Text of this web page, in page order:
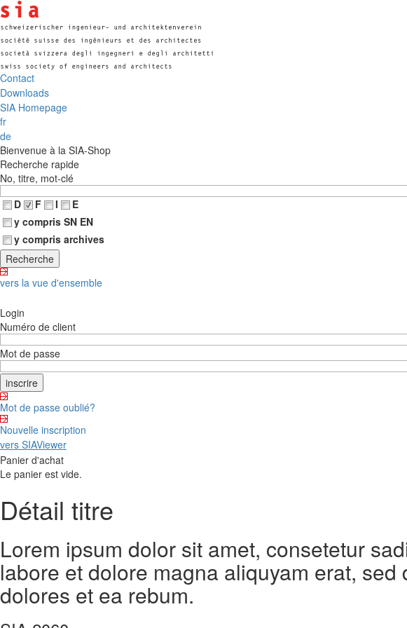
Contact
Downloads
SIA Homepage
fr
de
Bienvenue à la SIA-Shop
Recherche rapide
No, titre, mot-clé
D
F I
E
y compris SN EN
y compris archives
vers la vue d'ensemble
Login
Numéro de client
Mot de passe
Mot de passe oublié?
Nouvelle inscription
vers SIAViewer
Panier d'achat
Le panier est vide.
Détail titre
Lorem ipsum dolor sit amet, consetetur
labore et dolore magna aliquyam erat,
dolores et ea rebum.